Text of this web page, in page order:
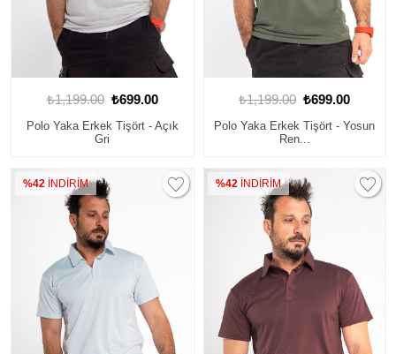
₺1,199.00 ₺699.00
Polo Yaka Erkek Tişört - Açık
Gri
₺1,199.00 ₺699.00
Polo Yaka Erkek Tişört - Yosun
Ren...
%42 İNDİRİM %42İNDİRİM